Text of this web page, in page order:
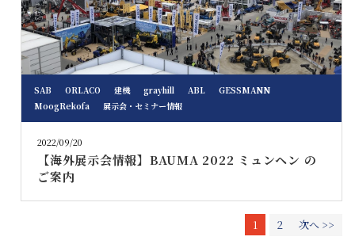
SAB ORLACO 建機 grayhill ABL
GESSMANN
MoogRekofa
展示会・セミナー情報
2022/09/20
【海外展示会情報】BAUMA 2022 ミュンヘン の
ご案内
1 2 次へ >>